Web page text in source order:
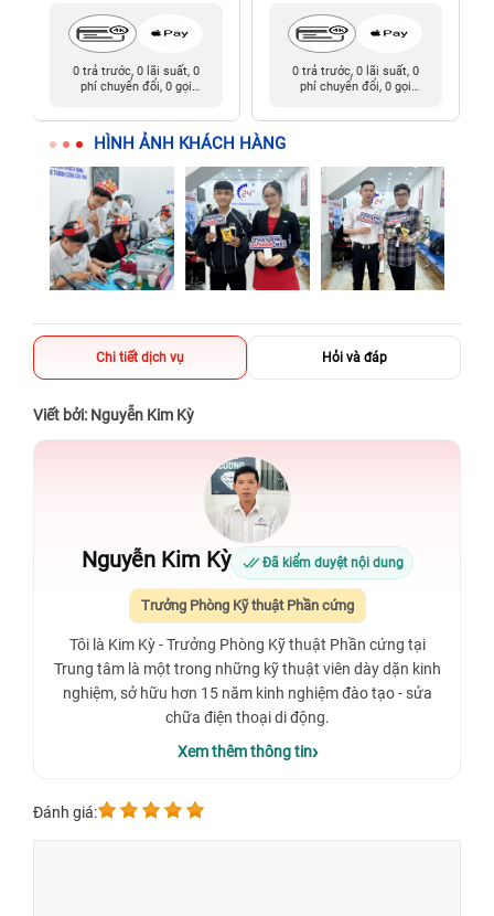
0 trả trước, 0 lãi suất, 0
phí chuyển đổi, 0 gọi
0 trả trước, 0 lãi suất, 0
phí chuyển đổi, 0 gọi
HÌNH ẢNH KHÁCH HÀNG
Chi tiết dịch vụ Hỏi và đáp
Viết bởi: Nguyễn Kim Kỳ
Nguyễn Kim Kỳ Đã kiểm duyệt nội dung
Trưởng Phòng Kỹ thuật Phần cứng
Tôi là Kim Kỳ - Trưởng Phòng Kỹ thuật Phần cứng tại
Trung tâm là một trong những kỹ thuật viên dày dặn kinh
nghiệm, sở hữu hơn 15 năm kinh nghiệm đào tạo - sửa
chữa điện thoại di động.
Xem thêm thông tin
Đánh giá: